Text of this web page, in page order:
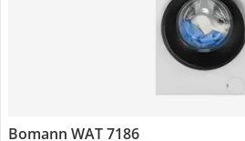
Bomann WAT 7186